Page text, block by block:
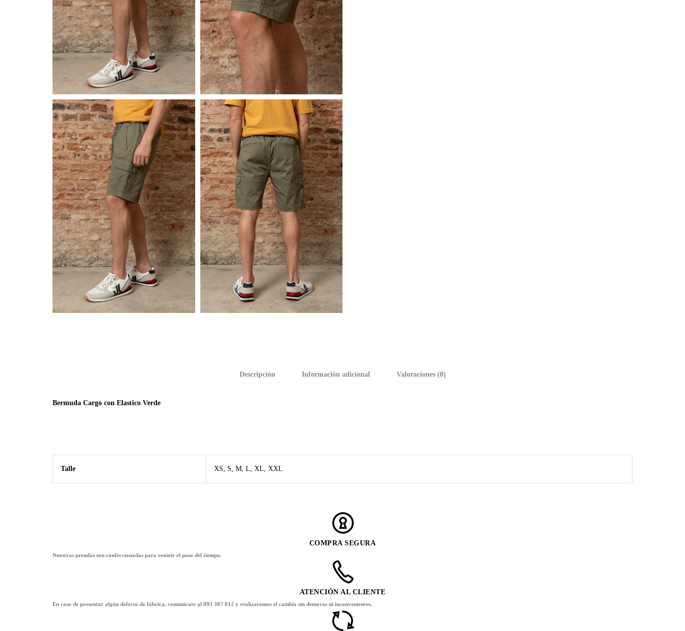
Descripción Información adicional Valoraciones (0)
Bermuda Cargo con Elastico Verde
Talle XS, S, M, L, XL, XXL
COMPRA SEGURA
Nuestras prendas son confeccionadas para resistir el paso del tiempo.
ATENCIÓN AL CLIENTE
En caso de presentar algún defecto de fábrica, comunicate al 093 387 812 y realizaremos el cambio sin demoras ni inconvenientes.